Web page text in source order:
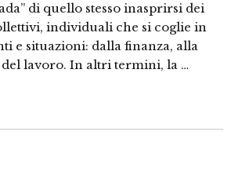
di quello stesso inasprirsi dei
individuali che si coglie in
e situazioni: dalla finanza, alla
lavoro. In altri termini, la …